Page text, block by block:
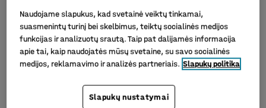
Naudojame slapukus, kad svetainė veiktų tinkamai,
suasmenintų turinį bei skelbimus, teiktų socialinės medijos
funkcijas ir analizuotų srautą. Taip pat dalijamės informacija
apie tai, kaip naudojatės mūsų svetaine, su savo socialinės
medijos, reklamavimo ir analizės partneriais. Slapukų politika
Slapukų nustatymai